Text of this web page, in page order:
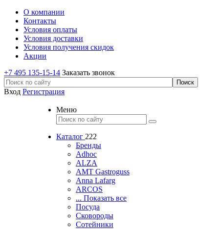
О компании
Контакты
Условия оплаты
Условия доставки
Условия получения скидок
Акции
+7 495 135-15-14 Заказать звонок
Вход Регистрация
Меню
Каталог 222
Бренды
Adhoc
ALZA
AMT Gastroguss
Anna Lafarg
ARCOS
... Показать все
Посуда
Сковороды
Сотейники